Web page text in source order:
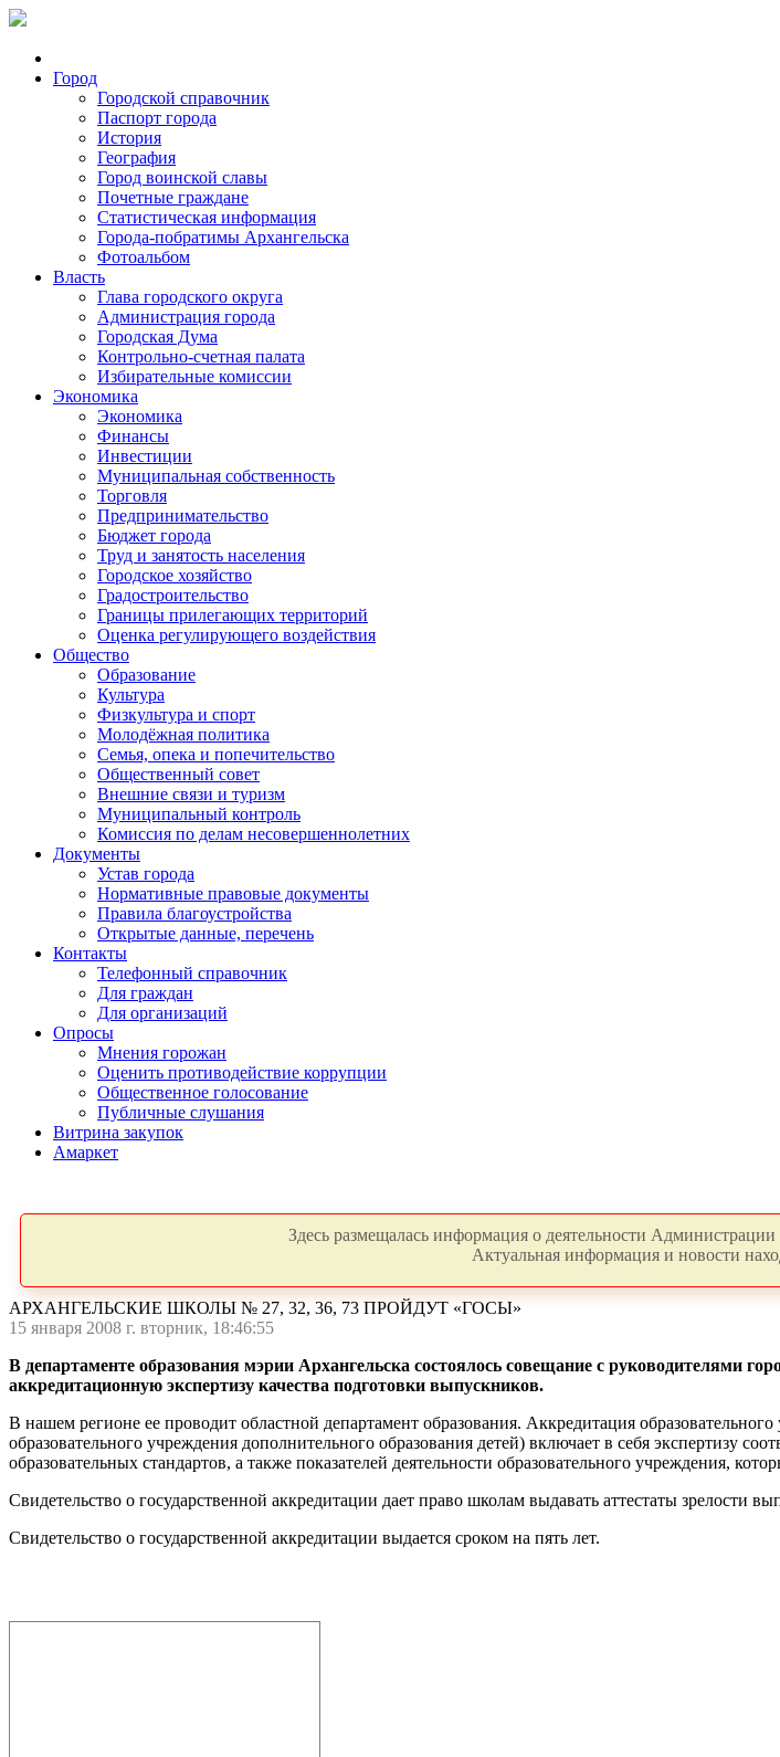
Город
Городской справочник
Паспорт города
История
География
Город воинской славы
Почетные граждане
Статистическая информация
Города-побратимы Архангельска
Фотоальбом
Власть
Глава городского округа
Администрация города
Городская Дума
Контрольно-счетная палата
Избирательные комиссии
Экономика
Экономика
Финансы
Инвестиции
Муниципальная собственность
Торговля
Предпринимательство
Бюджет города
Труд и занятость населения
Городское хозяйство
Градостроительство
Границы прилегающих территорий
Оценка регулирующего воздействия
Общество
Образование
Культура
Физкультура и спорт
Молодёжная политика
Семья, опека и попечительство
Общественный совет
Внешние связи и туризм
Муниципальный контроль
Комиссия по делам несовершеннолетних
Документы
Устав города
Нормативные правовые документы
Правила благоустройства
Открытые данные, перечень
Контакты
Телефонный справочник
Для граждан
Для организаций
Опросы
Мнения горожан
Оценить противодействие коррупции
Общественное голосование
Публичные слушания
Витрина закупок
Амаркет
Здесь размещалась информация о деятельности
Актуальная информация и новости
АРХАНГЕЛЬСКИЕ ШКОЛЫ № 27, 32, 36, 73 ПРОЙДУТ «ГОСЫ»
15 января 2008 г. вторник, 18:46:55
В департаменте образования мэрии Архангельска состоялось совещание с руководителями
аккредитационную экспертизу качества подготовки выпускников.
В нашем регионе ее проводит областной департамент образования. Аккредитация
образовательного учреждения дополнительного образования детей) включает в себя экспертизу
образовательных стандартов, а также показателей деятельности образовательного учреждения,
Свидетельство о государственной аккредитации дает право школам выдавать аттестаты зрелости
Свидетельство о государственной аккредитации выдается сроком на пять лет.